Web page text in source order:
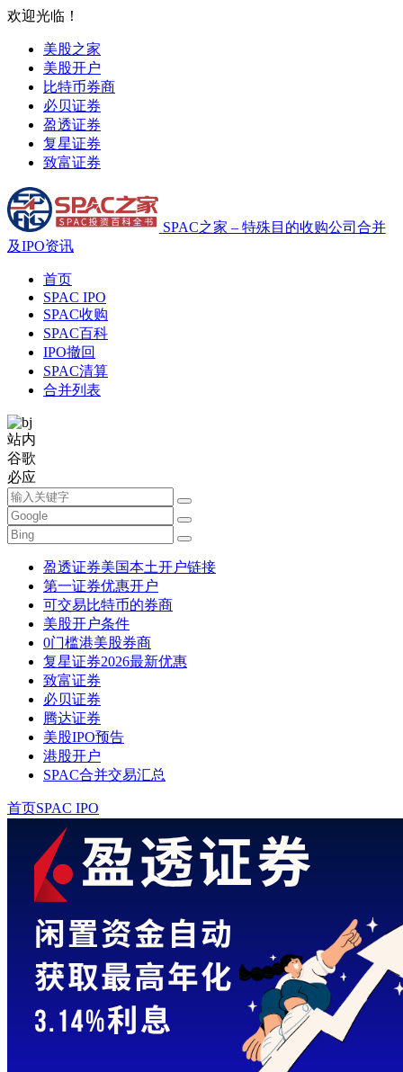
欢迎光临！
美股之家
美股开户
比特币券商
必贝证券
盈透证券
复星证券
致富证券
SPAC之家 – 特殊目的收购公司合并
及IPO资讯
首页
SPAC IPO
SPAC收购
SPAC百科
IPO撤回
SPAC清算
合并列表
站内
谷歌
必应
盈透证券美国本土开户链接
第一证券优惠开户
可交易比特币的券商
美股开户条件
0门槛港美股券商
复星证券2026最新优惠
致富证券
必贝证券
腾达证券
美股IPO预告
港股开户
SPAC合并交易汇总
首页SPAC IPO